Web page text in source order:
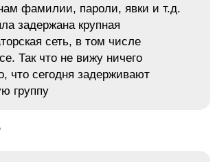
фамилии, пароли, явки и т.д.
задержана крупная
сеть, в том числе
Так что не вижу ничего
что сегодня задерживают
группу